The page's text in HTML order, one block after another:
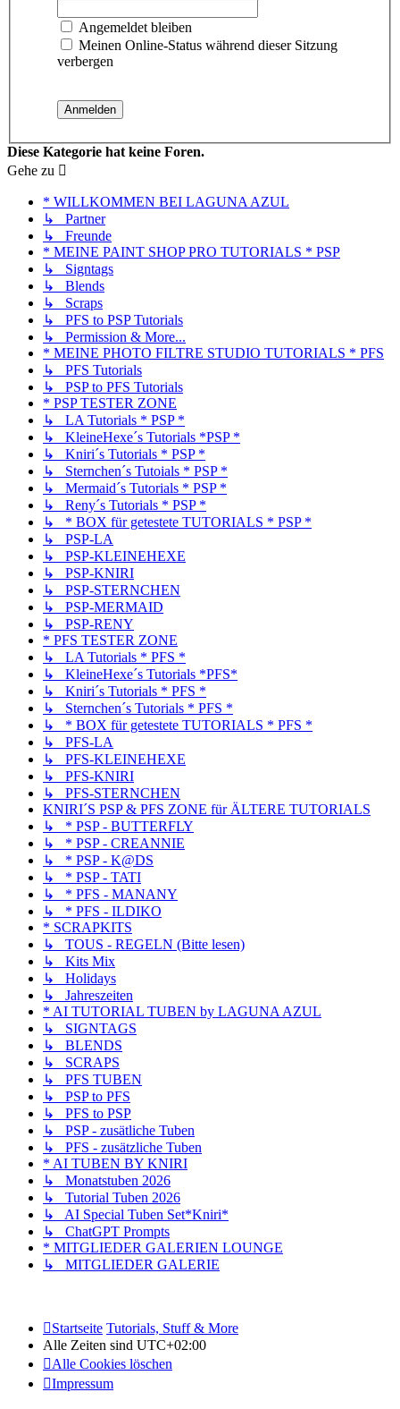
Angemeldet bleiben
Meinen Online-Status während dieser Sitzung
verbergen
Diese Kategorie hat keine Foren.
Gehe zu
* WILLKOMMEN BEI LAGUNA AZUL
↳ Partner
↳ Freunde
* MEINE PAINT SHOP PRO TUTORIALS * PSP
↳ Signtags
↳ Blends
↳ Scraps
↳ PFS to PSP Tutorials
↳ Permission & More...
* MEINE PHOTO FILTRE STUDIO TUTORIALS * PFS
↳ PFS Tutorials
↳ PSP to PFS Tutorials
* PSP TESTER ZONE
↳ LA Tutorials * PSP *
↳ KleineHexe´s Tutorials *PSP *
↳ Kniri´s Tutorials * PSP *
↳ Sternchen´s Tutoials * PSP *
↳ Mermaid´s Tutorials * PSP *
↳ Reny´s Tutorials * PSP *
↳ * BOX für getestete TUTORIALS * PSP *
↳ PSP-LA
↳ PSP-KLEINEHEXE
↳ PSP-KNIRI
↳ PSP-STERNCHEN
↳ PSP-MERMAID
↳ PSP-RENY
* PFS TESTER ZONE
↳ LA Tutorials * PFS *
↳ KleineHexe´s Tutorials *PFS*
↳ Kniri´s Tutorials * PFS *
↳ Sternchen´s Tutorials * PFS *
↳ * BOX für getestete TUTORIALS * PFS *
↳ PFS-LA
↳ PFS-KLEINEHEXE
↳ PFS-KNIRI
↳ PFS-STERNCHEN
KNIRI´S PSP & PFS ZONE für ÄLTERE TUTORIALS
↳ * PSP - BUTTERFLY
↳ * PSP - CREANNIE
↳ * PSP - K@DS
↳ * PSP - TATI
↳ * PFS - MANANY
↳ * PFS - ILDIKO
* SCRAPKITS
↳ TOUS - REGELN (Bitte lesen)
↳ Kits Mix
↳ Holidays
↳ Jahreszeiten
* AI TUTORIAL TUBEN by LAGUNA AZUL
↳ SIGNTAGS
↳ BLENDS
↳ SCRAPS
↳ PFS TUBEN
↳ PSP to PFS
↳ PFS to PSP
↳ PSP - zusätliche Tuben
↳ PFS - zusätzliche Tuben
* AI TUBEN BY KNIRI
↳ Monatstuben 2026
↳ Tutorial Tuben 2026
↳ AI Special Tuben Set*Kniri*
↳ ChatGPT Prompts
* MITGLIEDER GALERIEN LOUNGE
↳ MITGLIEDER GALERIE
Startseite Tutorials, Stuff & More
Alle Zeiten sind UTC+02:00
Alle Cookies löschen
Impressum